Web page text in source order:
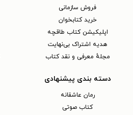
فروش سازمانی
خرید کتابخوان
اپلیکیشن کتاب طاقچه
هدیه اشتراک بی‌نهایت
مجلهٔ معرفی و نقد کتاب
دسته بندی پیشنهادی
رمان عاشقانه
کتاب‌ صوتی